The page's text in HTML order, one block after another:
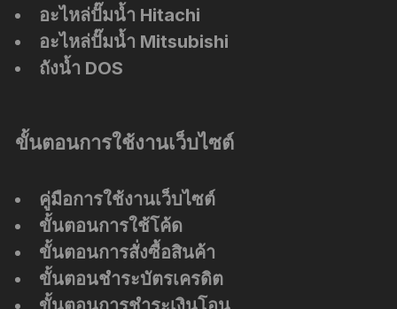
อะไหล่ปั๊มน้ำ Hitachi
อะไหล่ปั๊มน้ำ Mitsubishi
ถังน้ำ DOS
ขั้นตอนการใช้งานเว็บไซต์
คู่มือการใช้งานเว็บไซต์
ขั้นตอนการใช้โค้ด
ขั้นตอนการสั่งซื้อสินค้า
ขั้นตอนชำระบัตรเครดิต